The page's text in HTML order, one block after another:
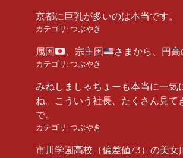
京都に巨乳が多いのは本当です。
カテゴリ: つぶやき
属国 、宗主国 さまから、円
カテゴリ: つぶやき
みねしましゃちょーも本当に一気
ね。こういう社長、たくさん見て
で。
カテゴリ: つぶやき
市川学園高校（偏差値73）の美女